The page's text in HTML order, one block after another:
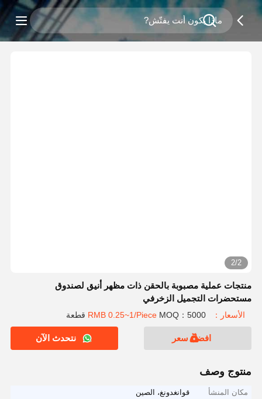
2/2
منتجات عملية مصبوبة بالحقن ذات مظهر أنيق لصندوق
مستحضرات التجميل الزخرفي
الأسعار：RMB 0.25~1/Piece MOQ：5000 قطعة
افضل سعر نتحدث الآن
منتوج وصف
مكان المنشأ
قوانغدونغ، الصين